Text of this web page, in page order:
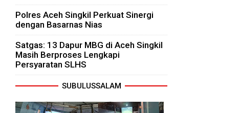
Polres Aceh Singkil Perkuat Sinergi
dengan Basarnas Nias
Satgas: 13 Dapur MBG di Aceh Singkil
Masih Berproses Lengkapi
Persyaratan SLHS
SUBULUSSALAM